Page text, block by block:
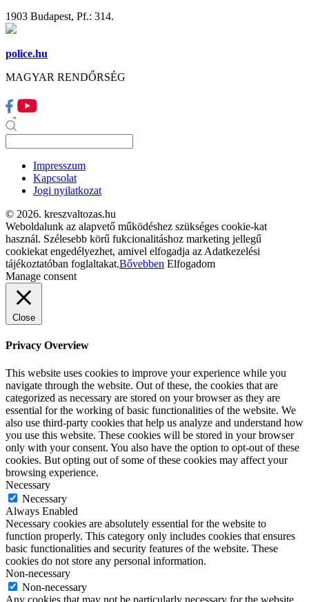
1903 Budapest, Pf.: 314.
police.hu
MAGYAR RENDŐRSÉG
Impresszum
Kapcsolat
Jogi nyilatkozat
© 2026. kreszvaltozas.hu
Weboldalunk az alapvető működéshez szükséges cookie-kat
használ. Szélesebb körű fukcionalitáshoz marketing jellegű
cookiekat engedélyezhet, amivel elfogadja az Adatkezelési
tájékoztatóban foglaltakat.Bővebben Elfogadom
Manage consent
Close
Privacy Overview
This website uses cookies to improve your experience while you
navigate through the website. Out of these, the cookies that are
categorized as necessary are stored on your browser as they are
essential for the working of basic functionalities of the website. We
also use third-party cookies that help us analyze and understand how
you use this website. These cookies will be stored in your browser
only with your consent. You also have the option to opt-out of these
cookies. But opting out of some of these cookies may affect your
browsing experience.
Necessary
Necessary
Always Enabled
Necessary cookies are absolutely essential for the website to
function properly. This category only includes cookies that ensures
basic functionalities and security features of the website. These
cookies do not store any personal information.
Non-necessary
Non-necessary
Any cookies that may not be particularly necessary for the website